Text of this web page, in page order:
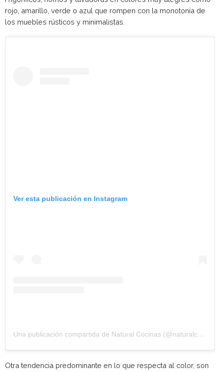
rojo, amarillo, verde o azul que rompen con la monotonía de
los muebles rústicos y minimalistas.
Ver esta publicación en Instagram
Una publicación compartida de Natural Cocinas (@naturalcocinas)
Otra tendencia predominante en lo que respecta al color, son